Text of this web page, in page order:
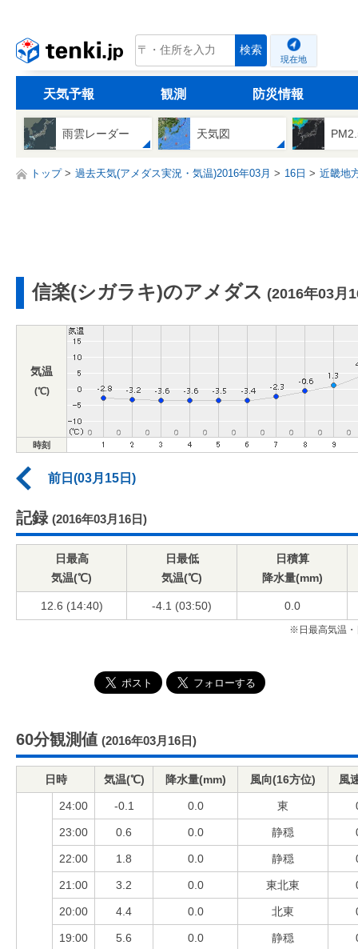
tenki.jp 検索
現在地
天気予報 観測 防災情報
雨雲レーダー 天気図
トップ 過去天気(アメダス実況・気温)2016年03月 16日 近畿地
信楽(シガラキ)のアメダス (2016年03月
気温
(℃)
時刻
前日(03月15日)
記録 (2016年03月16日)
日最高
気温(℃)
日最低
気温(℃)
日積算
降水量(mm)
12.6 (14:40) -4.1 (03:50) 0.0
※日最高気温・
60分観測値 (2016年03月16日)
日時 気温(℃) 降水量(mm) 風向(16方位) 風
24:00 -0.1 0.0 東
23:00 0.6 0.0 静穏
22:00 1.8 0.0 静穏
21:00 3.2 0.0 東北東
20:00 4.4 0.0 北東
19:00 5.6 0.0 静穏